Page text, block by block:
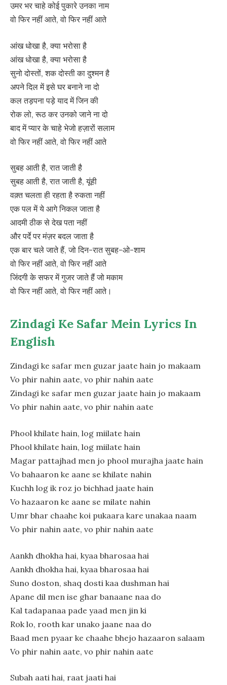
उमर भर चाहे कोई पुकारे उनका नाम
वो फिर नहीं आते, वो फिर नहीं आते
आंख धोखा है, क्या भरोसा है
आंख धोखा है, क्या भरोसा है
सुनो दोस्तों, शक दोस्ती का दुश्मन है
अपने दिल में इसे घर बनाने ना दो
कल तड़पना पड़े याद में जिन की
रोक लो, रूठ कर उनको जाने ना दो
बाद में प्यार के चाहे भेजो हज़ारों सलाम
वो फिर नहीं आते, वो फिर नहीं आते
सुबह आती है, रात जाती है
सुबह आती है, रात जाती है, यूंही
वक़्त चलता ही रहता है रुकता नहीं
एक पल में ये आगे निकल जाता है
आदमी ठीक से देख पता नहीं
और पर्दे पर मंज़र बदल जाता है
एक बार चले जाते हैं, जो दिन-रात सुबह-ओ-शाम
वो फिर नहीं आते, वो फिर नहीं आते
जिंदगी के सफर में गुजर जाते हैं जो मकाम
वो फिर नहीं आते, वो फिर नहीं आते।
Zindagi Ke Safar Mein Lyrics In
English
Zindagi ke safar men guzar jaate hain jo makaam
Vo phir nahin aate, vo phir nahin aate
Zindagi ke safar men guzar jaate hain jo makaam
Vo phir nahin aate, vo phir nahin aate
Phool khilate hain, log miilate hain
Phool khilate hain, log miilate hain
Magar pattajhad men jo phool murajha jaate hain
Vo bahaaron ke aane se khilate nahin
Kuchh log ik roz jo bichhad jaate hain
Vo hazaaron ke aane se milate nahin
Umr bhar chaahe koi pukaara kare unakaa naam
Vo phir nahin aate, vo phir nahin aate
Aankh dhokha hai, kyaa bharosaa hai
Aankh dhokha hai, kyaa bharosaa hai
Suno doston, shaq dosti kaa dushman hai
Apane dil men ise ghar banaane naa do
Kal tadapanaa pade yaad men jin ki
Rok lo, rooth kar unako jaane naa do
Baad men pyaar ke chaahe bhejo hazaaron salaam
Vo phir nahin aate, vo phir nahin aate
Subah aati hai, raat jaati hai